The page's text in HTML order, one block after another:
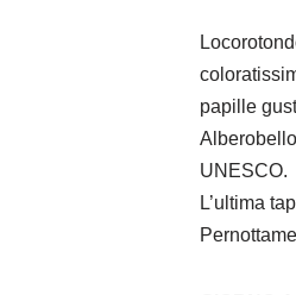
papille
UNESCO.
L’ultima